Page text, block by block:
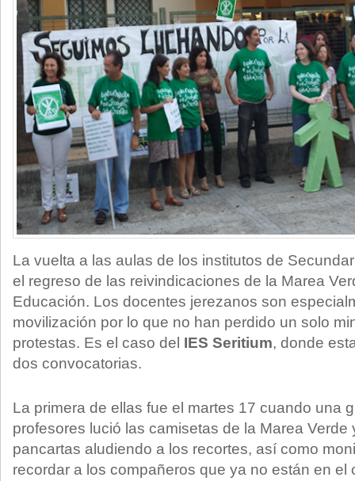
La vuelta a las aulas de los institutos de
el regreso de las reivindicaciones de la Marea
Educación. Los docentes jerezanos son
movilización por lo que no han perdido un solo
protestas. Es el caso del IES Seritium, donde
dos convocatorias.
La primera de ellas fue el martes 17 cuando una
profesores lució las camisetas de la Marea Verde
pancartas aludiendo a los recortes, así como
recordar a los compañeros que ya no están en el